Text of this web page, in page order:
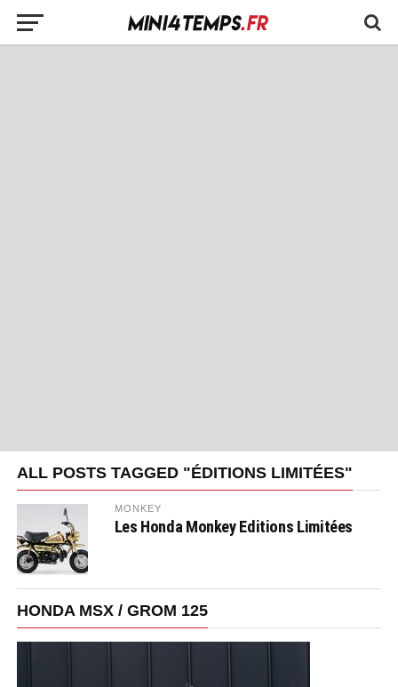
ALL POSTS TAGGED "ÉDITIONS LIMITÉES"
MONKEY
Les Honda Monkey Editions Limitées
HONDA MSX / GROM 125